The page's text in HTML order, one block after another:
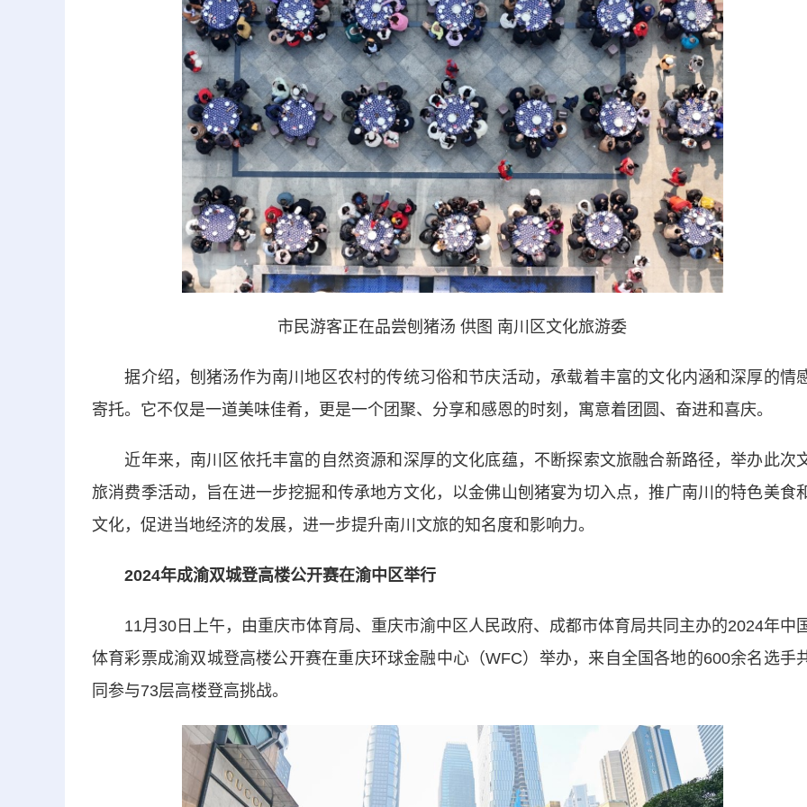
市民游客正在品尝刨猪汤 供图 南川区文化旅游委
据介绍，刨猪汤作为南川地区农村的传统习俗和节庆活动，承载着丰富的文化内涵和深厚的情
寄托。它不仅是一道美味佳肴，更是一个团聚、分享和感恩的时刻，寓意着团圆、奋进和喜庆。
近年来，南川区依托丰富的自然资源和深厚的文化底蕴，不断探索文旅融合新路径，举办此次
旅消费季活动，旨在进一步挖掘和传承地方文化，以金佛山刨猪宴为切入点，推广南川的特色美食
文化，促进当地经济的发展，进一步提升南川文旅的知名度和影响力。
2024年成渝双城登高楼公开赛在渝中区举行
11月30日上午，由重庆市体育局、重庆市渝中区人民政府、成都市体育局共同主办的2024年中
体育彩票成渝双城登高楼公开赛在重庆环球金融中心（WFC）举办，来自全国各地的600余名选手
同参与73层高楼登高挑战。